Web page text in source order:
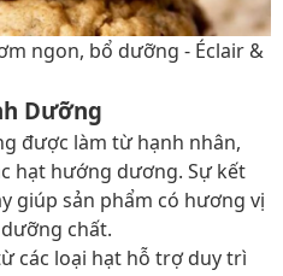
ngon, bổ dưỡng - Éclair &
Dưỡng
được làm từ hạnh nhân,
hạt hướng dương. Sự kết
giúp sản phẩm có hương vị
chất.
các loại hạt hỗ trợ duy trì